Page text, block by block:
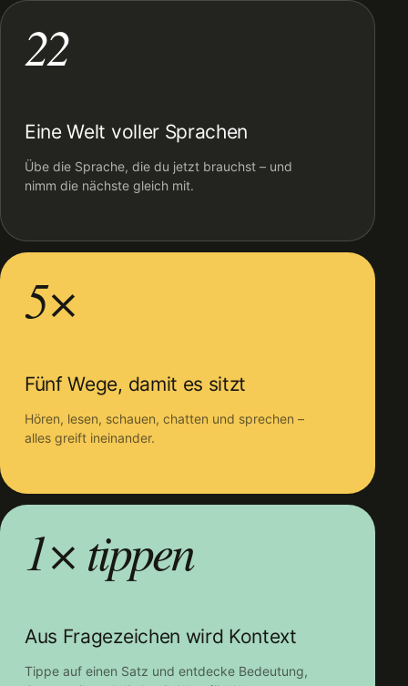
22
Eine Welt voller Sprachen
Übe die Sprache, die du jetzt brauchst – und
nimm die nächste gleich mit.
5×
Fünf Wege, damit es sitzt
Hören, lesen, schauen, chatten und sprechen –
alles greift ineinander.
1× tippen
Aus Fragezeichen wird Kontext
Tippe auf einen Satz und entdecke Bedeutung,